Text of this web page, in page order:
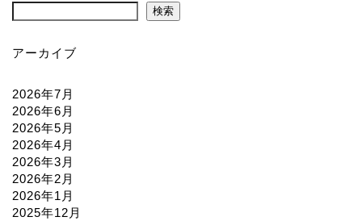
検索
アーカイブ
2026年7月
2026年6月
2026年5月
2026年4月
2026年3月
2026年2月
2026年1月
2025年12月